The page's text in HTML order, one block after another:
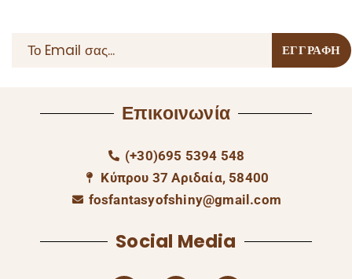
Επικοινωνία
(+30)695 5394 548
Κύπρου 37 Αριδαία, 58400
fosfantasyofshiny@gmail.com
Social Media